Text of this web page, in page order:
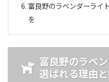
富良野のラベンダーライ
を
富良野のラベ
選ばれる理由